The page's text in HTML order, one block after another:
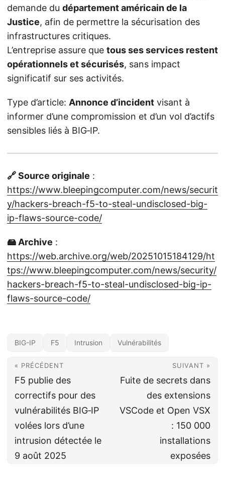
demande du département américain de la
Justice, afin de permettre la sécurisation des
infrastructures critiques.
L’entreprise assure que tous ses services restent
opérationnels et sécurisés, sans impact
significatif sur ses activités.
Type d’article: Annonce d’incident visant à
informer d’une compromission et d’un vol d’actifs
sensibles liés à BIG‑IP.
🔗 Source originale :
https://www.bleepingcomputer.com/news/securit
y/hackers-breach-f5-to-steal-undisclosed-big-
ip-flaws-source-code/
🖴 Archive :
https://web.archive.org/web/20251015184129/ht
tps://www.bleepingcomputer.com/news/security/
hackers-breach-f5-to-steal-undisclosed-big-ip-
flaws-source-code/
BIG-IP F5 Intrusion Vulnérabilités
« PRÉCÉDENT
F5 publie des
correctifs pour des
vulnérabilités BIG‑IP
volées lors d’une
intrusion détectée le
9 août 2025
SUIVANT »
Fuite de secrets dans
des extensions
VSCode et Open VSX
: 150 000
installations
exposées